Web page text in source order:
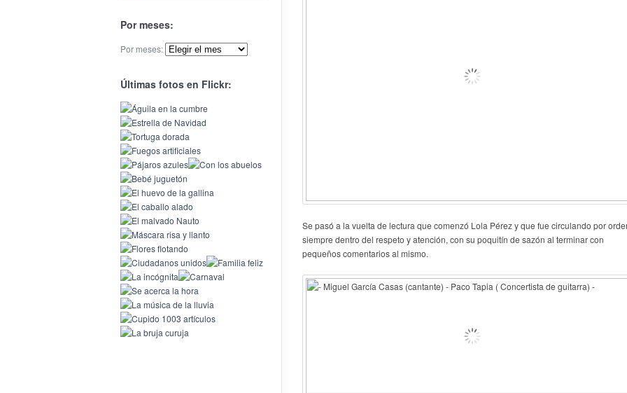
Por meses:
Por meses:
Últimas fotos en Flickr:
Se pasó a la vuelta de lectura que comenzó Lola Pérez y que fue circulando por
siempre dentro del respeto y atención, con su poquitín de sazón al terminar con
pequeños comentarios al mismo.